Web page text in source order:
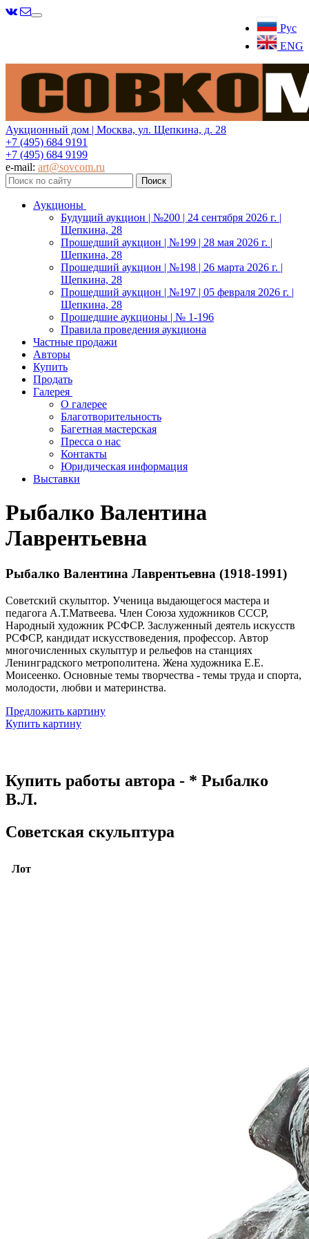
Рус
ENG
Меню
Аукционный дом | Москва, ул. Щепкина, д. 28
+7 (495) 684 9191
+7 (495) 684 9199
e-mail: art@sovcom.ru
Аукционы
Будущий аукцион | №200 | 24 сентября 2026 г. |
Щепкина, 28
Прошедший аукцион | №199 | 28 мая 2026 г. |
Щепкина, 28
Прошедший аукцион | №198 | 26 марта 2026 г. |
Щепкина, 28
Прошедший аукцион | №197 | 05 февраля 2026 г. |
Щепкина, 28
Прошедшие аукционы | № 1-196
Правила проведения аукциона
Частные продажи
Авторы
Купить
Продать
Галерея
О галерее
Благотворительность
Багетная мастерская
Пресса о нас
Контакты
Юридическая информация
Выставки
Рыбалко Валентина
Лаврентьевна
Рыбалко Валентина Лаврентьевна (1918-1991)
Советский скульптор. Ученица выдающегося мастера и
педагога А.Т.Матвеева. Член Союза художников СССР,
Народный художник РСФСР. Заслуженный деятель искусств
РСФСР, кандидат искусствоведения, профессор. Автор
многочисленных скульптур и рельефов на станциях
Ленинградского метрополитена. Жена художника Е.Е.
Моисеенко. Основные темы творчества - темы труда и спорта,
молодости, любви и материнства.
Предложить картину
Купить картину
Купить работы автора - * Рыбалко
В.Л.
Советская скульптура
Лот